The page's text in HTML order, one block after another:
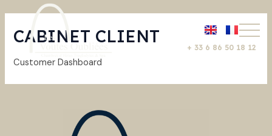
contenu
+ 33 6 86 50 18 12
CABINET CLIENT
Customer Dashboard